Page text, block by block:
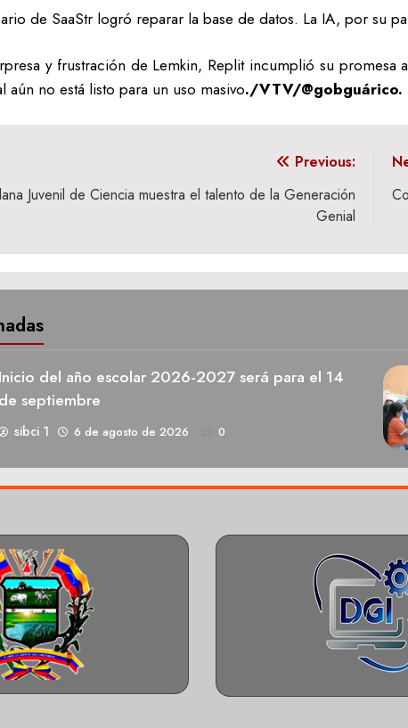
de SaaStr logró reparar la base de datos. La IA, por su
y frustración de Lemkin, Replit incumplió su promesa
aún no está listo para un uso masivo./VTV/@gobguárico.
Previous:
Juvenil de Ciencia muestra el talento de la Generación
Genial
Inicio del año escolar 2026-2027 será para el 14
de septiembre
sibci 1 6 de agosto de 2026 0